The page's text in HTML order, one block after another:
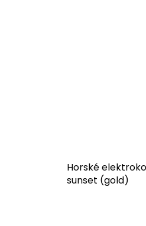
Horské
sunset (gold)